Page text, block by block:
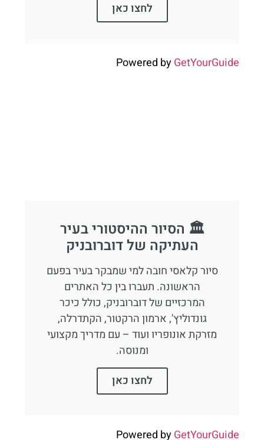
לחצו כאן
Powered byGetYourGuide
🏛️ הסיור ההיסטורי בעיר
העתיקה של דוברובניק
סיור קלאסי חובה למי שמבקר בעיר בפעם
הראשונה. תעברו בין כל האתרים
המרכזיים של דוברובניק, כולל כיכר
גונדוליץ', ארמון הרקטור, הקתדרלה,
מזרקת אונופריו ועוד – עם מדריך מקצועי
ומנוסה.
לחצו כאן
Powered byGetYourGuide